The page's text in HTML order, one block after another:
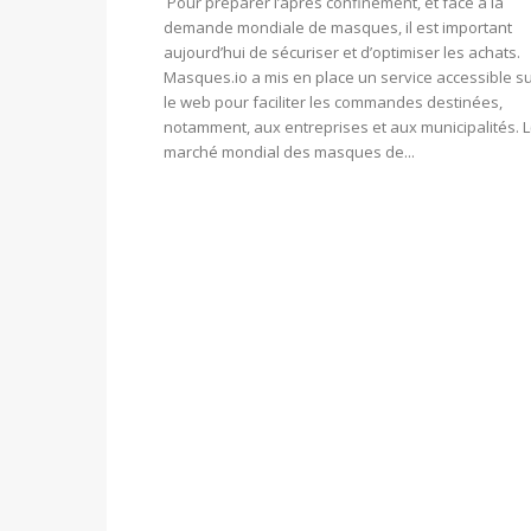
demande mondiale de masques, il est important
aujourd’hui de sécuriser et d’optimiser les achats.
Masques.io a mis en place un service accessible
le web pour faciliter les commandes destinées,
notamment, aux entreprises et aux municipalités.
marché mondial des masques de...